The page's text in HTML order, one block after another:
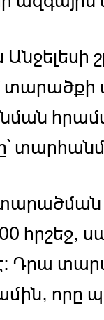
Անջելեսի
տարածքի
հրշեջ,
Դրա
որը